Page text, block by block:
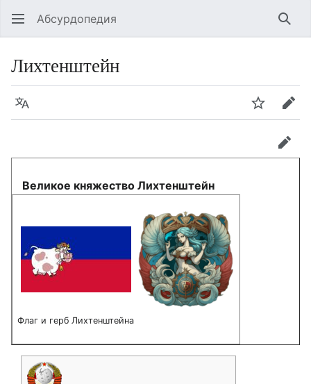
Абсурдопедия
Лихтенштейн
Язык
Великое княжество Лихтенштейн
Флаг и герб Лихтенштейна